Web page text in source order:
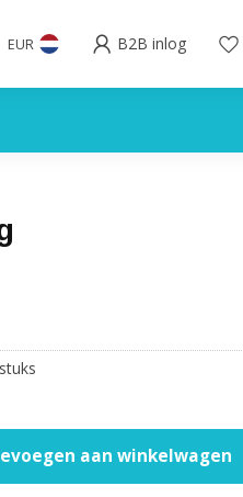
EUR B2B inlog
aan winkelwagen